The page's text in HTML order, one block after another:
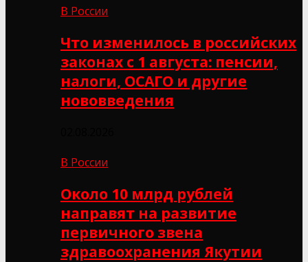
В России
Что изменилось в российских
законах с 1 августа: пенсии,
налоги, ОСАГО и другие
нововведения
В России
Около 10 млрд рублей
направят на развитие
первичного звена
здравоохранения Якутии